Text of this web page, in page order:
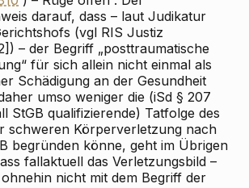
darauf, dass – laut Judikatur
(vgl RIS Justiz
– der Begriff „posttraumatische
für sich allein nicht einmal als
Schädigung an der Gesundheit
umso weniger die (iSd § 207
StGB qualifizierende) Tatfolge des
schweren Körperverletzung nach
begründen könne, geht im Übrigen
fallaktuell das Verletzungsbild –
nicht mit dem Begriff der